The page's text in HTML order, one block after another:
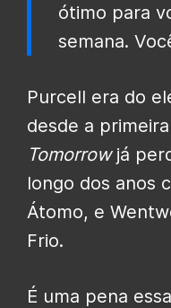
ótimo para
semana.
Purcell era do
desde a
Tomorrowjá
longo dos anos
Átomo, e
Frio.
É uma pena